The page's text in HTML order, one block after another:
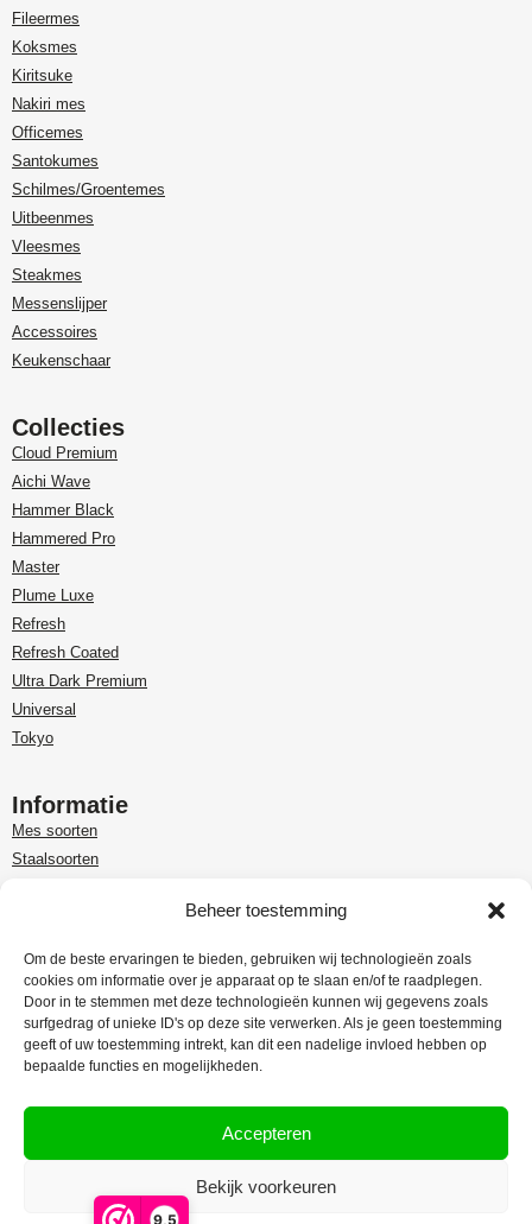
9,5
Beheer toestemming
Om de beste ervaringen te bieden, gebruiken wij technologieën zoals
cookies om informatie over je apparaat op te slaan en/of te raadplegen.
Door in te stemmen met deze technologieën kunnen wij gegevens zoals
surfgedrag of unieke ID's op deze site verwerken. Als je geen toestemming
geeft of uw toestemming intrekt, kan dit een nadelige invloed hebben op
bepaalde functies en mogelijkheden.
Accepteren
Bekijk voorkeuren
Fileermes
Koksmes
Kiritsuke
Nakiri mes
Officemes
Santokumes
Schilmes/Groentemes
Uitbeenmes
Vleesmes
Steakmes
Messenslijper
Accessoires
Keukenschaar
Collecties
Cloud Premium
Aichi Wave
Hammer Black
Hammered Pro
Master
Plume Luxe
Refresh
Refresh Coated
Ultra Dark Premium
Universal
Tokyo
Informatie
Mes soorten
Staalsoorten
Customer care
Garantie en retour
Leveringsinformatie
Klachtenregeling
Privacy Policy
Rex Media